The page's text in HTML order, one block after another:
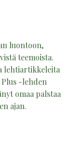
luontoon,
teemoista.
lehtiartikkeleita
-lehden
omaa palstaa
ajan.